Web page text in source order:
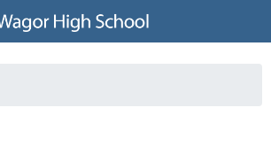
Jump to navigation